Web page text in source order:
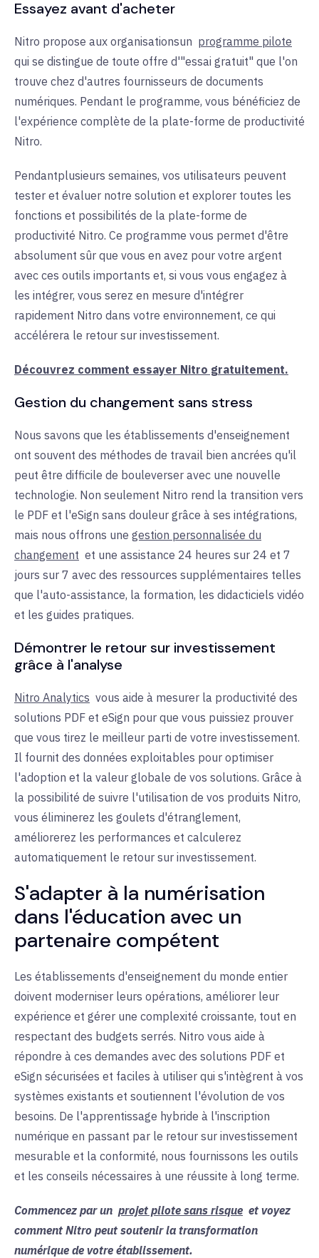
Essayez avant d'acheter
Nitro propose aux organisationsun programme pilote
qui se distingue de toute offre d'"essai gratuit" que l'on
trouve chez d'autres fournisseurs de documents
numériques. Pendant le programme, vous bénéficiez de
l'expérience complète de la plate-forme de productivité
Nitro.
Pendantplusieurs semaines, vos utilisateurs peuvent
tester et évaluer notre solution et explorer toutes les
fonctions et possibilités de la plate-forme de
productivité Nitro. Ce programme vous permet d'être
absolument sûr que vous en avez pour votre argent
avec ces outils importants et, si vous vous engagez à
les intégrer, vous serez en mesure d'intégrer
rapidement Nitro dans votre environnement, ce qui
accélérera le retour sur investissement.
Découvrez comment essayer Nitro gratuitement.
Gestion du changement sans stress
Nous savons que les établissements d'enseignement
ont souvent des méthodes de travail bien ancrées qu'il
peut être difficile de bouleverser avec une nouvelle
technologie. Non seulement Nitro rend la transition vers
le PDF et l'eSign sans douleur grâce à ses intégrations,
mais nous offrons une gestion personnalisée du
changement et une assistance 24 heures sur 24 et 7
jours sur 7 avec des ressources supplémentaires telles
que l'auto-assistance, la formation, les didacticiels vidéo
et les guides pratiques.
Démontrer le retour sur investissement
grâce à l'analyse
Nitro Analytics vous aide à mesurer la productivité des
solutions PDF et eSign pour que vous puissiez prouver
que vous tirez le meilleur parti de votre investissement.
Il fournit des données exploitables pour optimiser
l'adoption et la valeur globale de vos solutions. Grâce à
la possibilité de suivre l'utilisation de vos produits Nitro,
vous éliminerez les goulets d'étranglement,
améliorerez les performances et calculerez
automatiquement le retour sur investissement.
S'adapter à la numérisation
dans l'éducation avec un
partenaire compétent
Les établissements d'enseignement du monde entier
doivent moderniser leurs opérations, améliorer leur
expérience et gérer une complexité croissante, tout en
respectant des budgets serrés. Nitro vous aide à
répondre à ces demandes avec des solutions PDF et
eSign sécurisées et faciles à utiliser qui s'intègrent à vos
systèmes existants et soutiennent l'évolution de vos
besoins. De l'apprentissage hybride à l'inscription
numérique en passant par le retour sur investissement
mesurable et la conformité, nous fournissons les outils
et les conseils nécessaires à une réussite à long terme.
Commencez par un projet pilote sans risque et voyez
comment Nitro peut soutenir la transformation
numérique de votre établissement.